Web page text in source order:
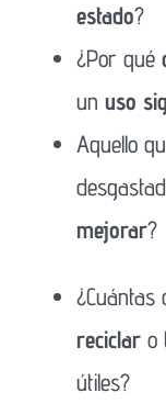
estado?
¿Por qué
un uso
Aquello
mejorar?
¿Cuántas
reciclar o
útiles?